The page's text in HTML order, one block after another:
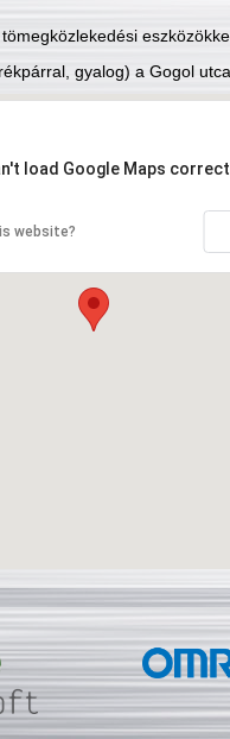
gyalog) a Gogol
load Google Maps
website?